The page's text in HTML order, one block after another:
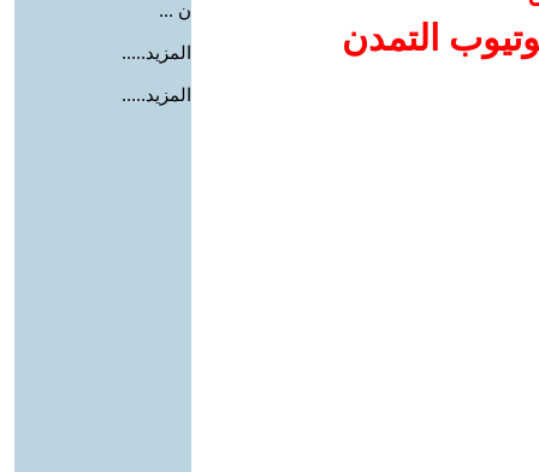
التمدن
ن ...
المزيد.....
المزيد.....